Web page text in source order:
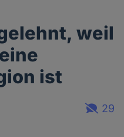
weil
ist
29